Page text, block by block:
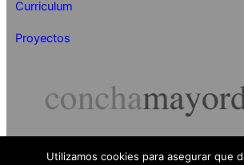
Curriculum
Proyectos
Concha Mayordomo
Utilizamos cookies para asegurar que